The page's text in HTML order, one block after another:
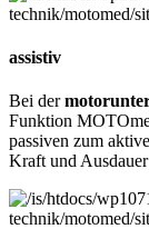
assistiv
Bei der
Funktion
passiven zum
Kraft und